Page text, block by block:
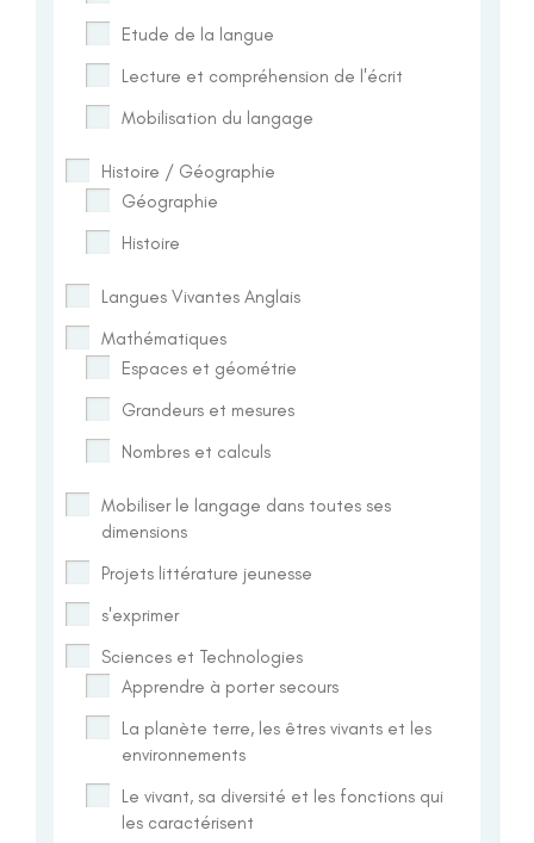
Etude de la langue
Lecture et compréhension de l'écrit
Mobilisation du langage
Histoire / Géographie
Géographie
Histoire
Langues Vivantes Anglais
Mathématiques
Espaces et géométrie
Grandeurs et mesures
Nombres et calculs
Mobiliser le langage dans toutes ses
dimensions
Projets littérature jeunesse
s'exprimer
Sciences et Technologies
Apprendre à porter secours
La planète terre, les êtres vivants et les
environnements
Le vivant, sa diversité et les fonctions qui
les caractérisent